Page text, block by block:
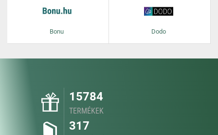
Bonu Dodo
15784
TERMÉKEK
317